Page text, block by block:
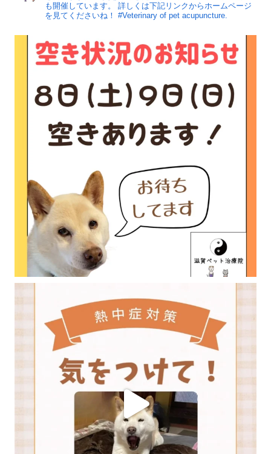
も開催しています。
詳しくは下記リンクからホームページ
を見てくださいね！ #Veterinary of pet acupuncture.